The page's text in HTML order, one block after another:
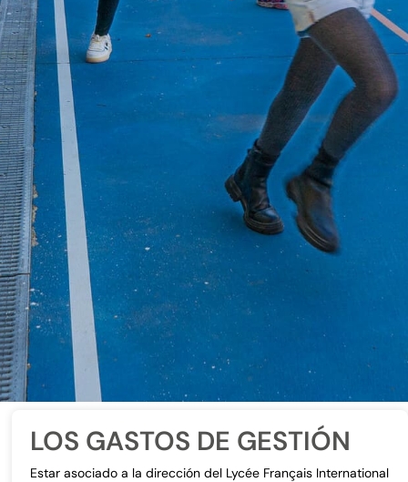
LOS GASTOS DE GESTIÓN
Estar asociado a la dirección del Lycée Français International